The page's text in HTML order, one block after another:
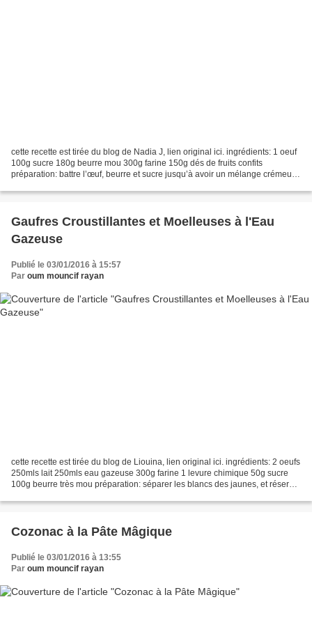
cette recette est tirée du blog de Nadia J, lien original ici. ingrédients: 1 oeuf
100g sucre 180g beurre mou 300g farine 150g dés de fruits confits
préparation: battre l’œuf, beurre et sucre jusqu’à avoir un mélange crémeux.
Gaufres Croustillantes et Moelleuses à l'Eau
Gazeuse
Publié le 03/01/2016 à 15:57
Par oum mouncif rayan
cette recette est tirée du blog de Liouina, lien original ici. ingrédients: 2 oeufs
250mls lait 250mls eau gazeuse 300g farine 1 levure chimique 50g sucre
100g beurre très mou préparation: séparer les blancs des jaunes, et réserver
Cozonac à la Pâte Mâgique
Publié le 03/01/2016 à 13:55
Par oum mouncif rayan